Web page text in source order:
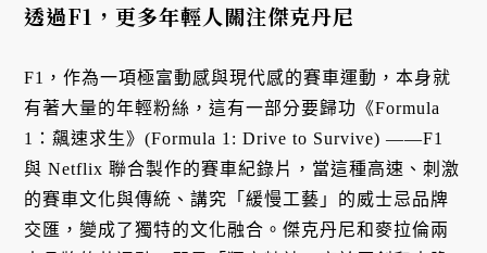
透過F1，更多年輕人關注傑克丹尼
F1，作為一項極富動感與現代感的賽車運動，本身就
有著大量的年輕粉絲，這有一部分要歸功《Formula
1：飆速求生》(Formula 1: Drive to Survive) ——F1
與 Netflix 聯合製作的賽車紀錄片，當這種高速、刺激
的賽車文化與傳統、講究「緩慢工藝」的威士忌品牌
交匯，變成了獨特的文化融合。傑克丹尼和麥拉倫兩